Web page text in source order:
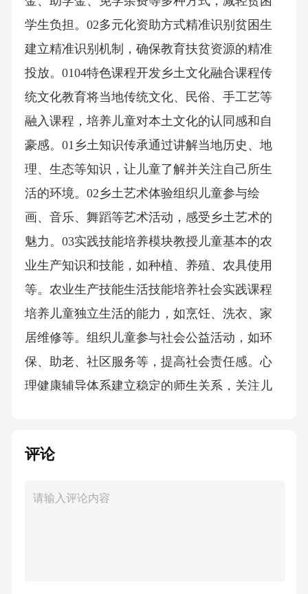
学生负担。02多元化资助方式精准识别贫困生
建立精准识别机制，确保教育扶贫资源的精准
投放。0104特色课程开发乡土文化融合课程传
统文化教育将当地传统文化、民俗、手工艺等
融入课程，培养儿童对本土文化的认同感和自
豪感。01乡土知识传承通过讲解当地历史、地
理、生态等知识，让儿童了解并关注自己所生
活的环境。02乡土艺术体验组织儿童参与绘
画、音乐、舞蹈等艺术活动，感受乡土艺术的
魅力。03实践技能培养模块教授儿童基本的农
业生产知识和技能，如种植、养殖、农具使用
等。农业生产技能生活技能培养社会实践课程
培养儿童独立生活的能力，如烹饪、洗衣、家
居维修等。组织儿童参与社会公益活动，如环
保、助老、社区服务等，提高社会责任感。心
理健康辅导体系建立稳定的师生关系，关注儿
了解自我，掌握情绪管理和应对压力的方法。
询服务，帮助他们解决心理问题，促进其健康
评论